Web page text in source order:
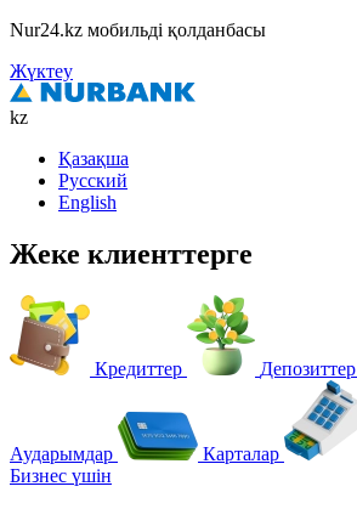
Nur24.kz мобильді қолданбасы
Жүктеу
kz
Қазақша
Русский
English
Жеке клиенттерге
Кредиттер Депозиттер
Аударымдар Карталар
Бизнес үшін